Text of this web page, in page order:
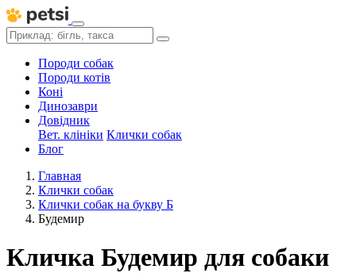
Породи собак
Породи котів
Коні
Динозаври
Довідник
Вет. клініки Клички собак
Блог
Главная
Клички собак
Клички собак на букву Б
Будемир
Кличка Будемир для собаки